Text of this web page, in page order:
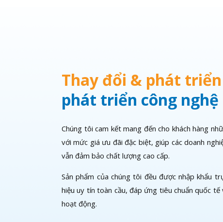
Thay đổi & phát triển
phát triển công nghệ
Chúng tôi cam kết mang đến cho khách hàng
với mức giá ưu đãi đặc biệt, giúp các doanh
vẫn đảm bảo chất lượng cao cấp.
Sản phẩm của chúng tôi đều được nhập khẩu
hiệu uy tín toàn cầu, đáp ứng tiêu chuẩn quốc tế
hoạt động.